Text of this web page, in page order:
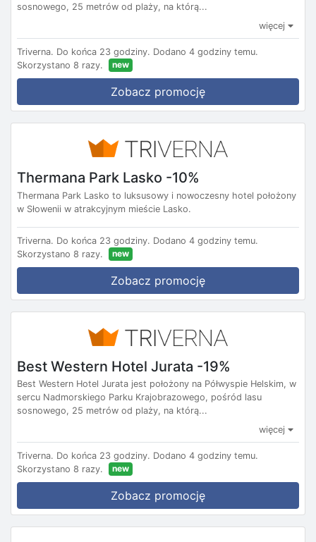
sosnowego, 25 metrów od plaży, na którą...
więcej
Triverna. Do końca 23 godziny. Dodano 4 godziny temu.
Skorzystano 8 razy.
new
Zobacz promocję
Thermana Park Lasko -10%
Thermana Park Lasko to luksusowy i nowoczesny hotel położony
w Słowenii w atrakcyjnym mieście Lasko.
Triverna. Do końca 23 godziny. Dodano 4 godziny temu.
Skorzystano 8 razy.
new
Zobacz promocję
Best Western Hotel Jurata -19%
Best Western Hotel Jurata jest położony na Półwyspie Helskim, w
sercu Nadmorskiego Parku Krajobrazowego, pośród lasu
sosnowego, 25 metrów od plaży, na którą...
więcej
Triverna. Do końca 23 godziny. Dodano 4 godziny temu.
Skorzystano 8 razy.
new
Zobacz promocję